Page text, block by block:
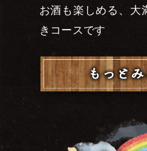
お酒も楽しめる、大
きコースです